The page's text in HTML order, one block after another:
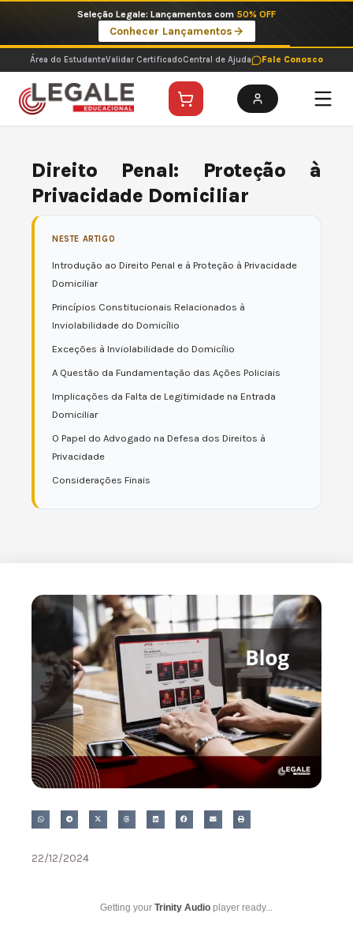
o
conteúdo
Seleção Legale: Lançamentos com 50% OFF
Conhecer Lançamentos
Área do EstudanteValidar CertificadoCentral de Ajuda Fale Conosco
Direito Penal: Proteção à
Privacidade Domiciliar
NESTE ARTIGO
Introdução ao Direito Penal e à Proteção à Privacidade
Domiciliar
Princípios Constitucionais Relacionados à
Inviolabilidade do Domicílio
Exceções à Inviolabilidade do Domicílio
A Questão da Fundamentação das Ações Policiais
Implicações da Falta de Legitimidade na Entrada
Domiciliar
O Papel do Advogado na Defesa dos Direitos à
Privacidade
Considerações Finais
22/12/2024
Getting your Trinity Audio player ready...